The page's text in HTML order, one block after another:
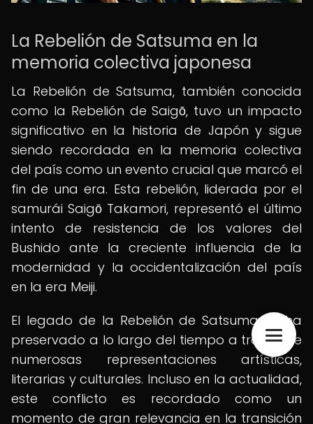
La Rebelión de Satsuma en la
memoria colectiva japonesa
La Rebelión de Satsuma, también conocida
como la Rebelión de Saigō, tuvo un impacto
significativo en la historia de Japón y sigue
siendo recordada en la memoria colectiva
del país como un evento crucial que marcó el
fin de una era. Esta rebelión, liderada por el
samurái Saigō Takamori, representó el último
intento de resistencia de los valores del
Bushido ante la creciente influencia de la
modernidad y la occidentalización del país
en la era Meiji.
El legado de la Rebelión de Satsuma se ha
preservado a lo largo del tiempo a través de
numerosas representaciones artísticas,
literarias y culturales. Incluso en la actualidad,
este conflicto es recordado como un
momento de gran relevancia en la transición